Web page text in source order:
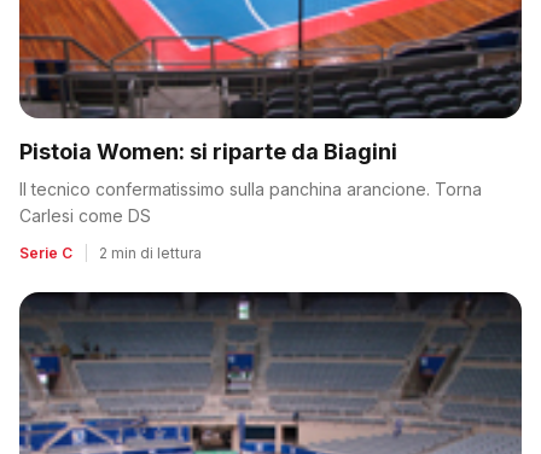
Pistoia Women: si riparte da Biagini
Il tecnico confermatissimo sulla panchina arancione. Torna
Carlesi come DS
Serie C 2 min di lettura